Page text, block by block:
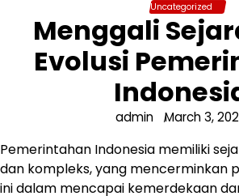
Uncategorized
Menggali
Evolusi
admin March 3,
Pemerintahan Indonesia memiliki
dan kompleks, yang mencerminkan
ini dalam mencapai kemerdekaan